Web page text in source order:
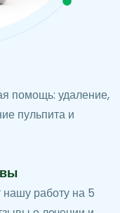
помощь: удаление,
пульпита и
работу на 5